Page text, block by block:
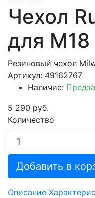
Чехол
для M18
Резиновый чехол
Артикул: 49162767
Наличие:
5 290 руб.
Количество
Добавить в
Описание